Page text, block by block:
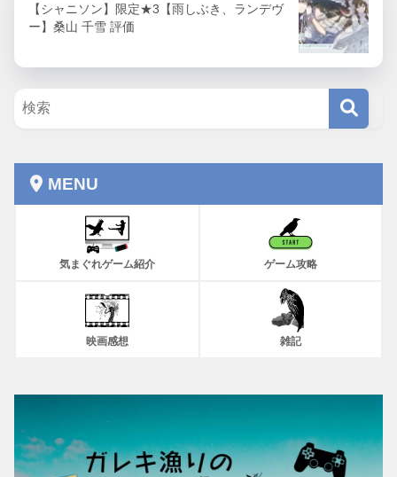
【シャニソン】限定★3【雨しぶき、ランデヴ
ー】桑山 千雪 評価
MENU
気まぐれゲーム紹介 ゲーム攻略
映画感想 雑記